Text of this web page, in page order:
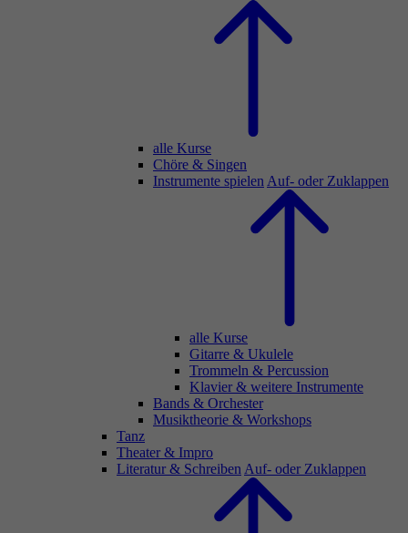
alle Kurse
Chöre & Singen
Instrumente spielen Auf- oder Zuklappen
alle Kurse
Gitarre & Ukulele
Trommeln & Percussion
Klavier & weitere Instrumente
Bands & Orchester
Musiktheorie & Workshops
Tanz
Theater & Impro
Literatur & Schreiben Auf- oder Zuklappen